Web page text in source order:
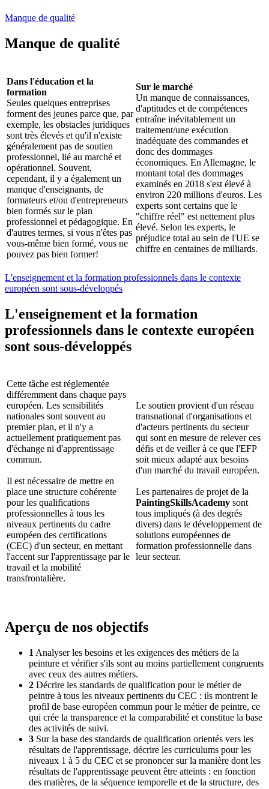
Manque de qualité
Manque de qualité
Dans l'éducation et la
formation
Seules quelques entreprises
forment des jeunes parce que, par
exemple, les obstacles juridiques
sont très élevés et qu'il n'existe
généralement pas de soutien
professionnel, lié au marché et
opérationnel. Souvent,
cependant, il y a également un
manque d'enseignants, de
formateurs et/ou d'entrepreneurs
bien formés sur le plan
professionnel et pédagogique. En
d'autres termes, si vous n'êtes pas
vous-même bien formé, vous ne
pouvez pas bien former!
Sur le marché
Un manque de connaissances,
d'aptitudes et de compétences
entraîne inévitablement un
traitement/une exécution
inadéquate des commandes et
donc des dommages
économiques. En Allemagne, le
montant total des dommages
examinés en 2018 s'est élevé à
environ 220 millions d'euros. Les
experts sont certains que le
"chiffre réel" est nettement plus
élevé. Selon les experts, le
préjudice total au sein de l'UE se
chiffre en centaines de milliards.
L'enseignement et la formation professionnels dans le contexte
européen sont sous-développés
L'enseignement et la formation
professionnels dans le contexte européen
sont sous-développés
Cette tâche est réglementée
différemment dans chaque pays
européen. Les sensibilités
nationales sont souvent au
premier plan, et il n'y a
actuellement pratiquement pas
d'échange ni d'apprentissage
commun.
Il est nécessaire de mettre en
place une structure cohérente
pour les qualifications
professionnelles à tous les
niveaux pertinents du cadre
européen des certifications
(CEC) d'un secteur, en mettant
l'accent sur l'apprentissage par le
travail et la mobilité
transfrontalière.
Le soutien provient d'un réseau
transnational d'organisations et
d'acteurs pertinents du secteur
qui sont en mesure de relever ces
défis et de veiller à ce que l'EFP
soit mieux adapté aux besoins
d'un marché du travail européen.
Les partenaires de projet de la
PaintingSkillsAcademy sont
tous impliqués (à des degrés
divers) dans le développement de
solutions européennes de
formation professionnelle dans
leur secteur.
Aperçu de nos objectifs
1 Analyser les besoins et les exigences des métiers de la
peinture et vérifier s'ils sont au moins partiellement congruents
avec ceux des autres métiers.
2 Décrire les standards de qualification pour le métier de
peintre à tous les niveaux pertinents du CEC : ils montrent le
profil de base européen commun pour le métier de peintre, ce
qui crée la transparence et la comparabilité et constitue la base
des activités de suivi.
3 Sur la base des standards de qualification orientés vers les
résultats de l'apprentissage, décrire les curriculums pour les
niveaux 1 à 5 du CEC et se prononcer sur la manière dont les
résultats de l'apprentissage peuvent être atteints : en fonction
des matières, de la séquence temporelle et de la structure, des